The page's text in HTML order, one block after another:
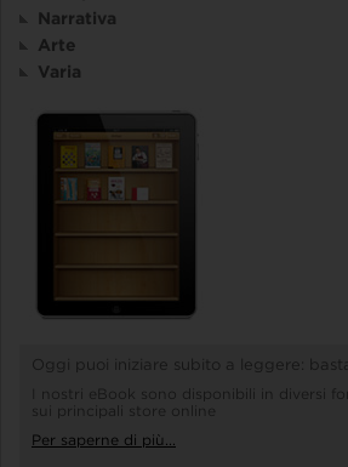
Narrativa
Arte
Varia
Oggi puoi iniziare subito a leggere:
I nostri eBook sono disponibili in diversi
sui principali store online
Per saperne di più...